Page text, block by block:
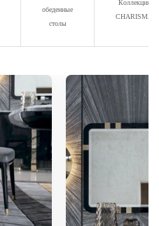
обеденные
столы
Коллекция
CHARISMA